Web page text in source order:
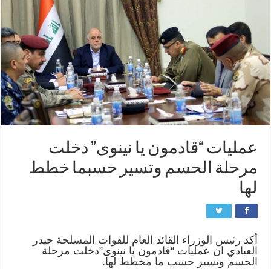
عمليات “قادمون يا نينوى” دخلت
مرحلة الحسم وتسير حسبما خطط
لها
أكد رئيس الوزراء القائد العام للقوات المسلحة حيدر
العبادي ان عمليات “قادمون يا نينوى”دخلت مرحلة
الحسم وتسير حسب ما مخطط لها.